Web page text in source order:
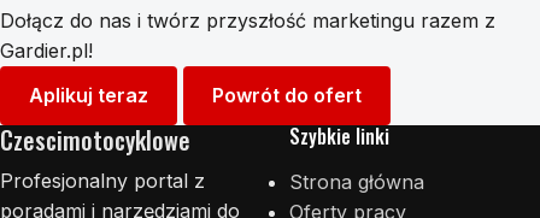
Dołącz do nas i twórz przyszłość marketingu razem z
Gardier.pl!
Aplikuj teraz
Powrót do ofert
Czescimotocyklowe
Profesjonalny portal z
poradami i narzędziami do
Szybkie linki
Strona główna
Oferty pracy